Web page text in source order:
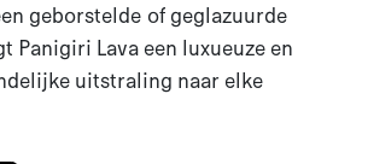
geborstelde of geglazuurde
Panigiri Lava een luxueuze en
uitstraling naar elke